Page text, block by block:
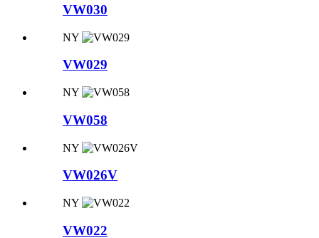
VW030
NY
VW029
NY
VW058
NY
VW026V
NY
VW022